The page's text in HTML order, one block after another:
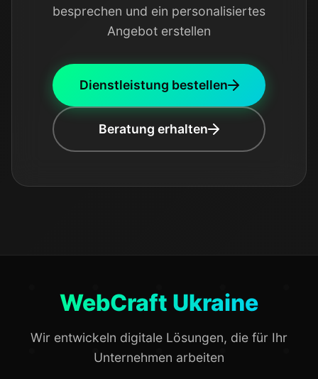
besprechen und ein personalisiertes
Angebot erstellen
Dienstleistung bestellen
Beratung erhalten
WebCraft Ukraine
Wir entwickeln digitale Lösungen, die für Ihr
Unternehmen arbeiten